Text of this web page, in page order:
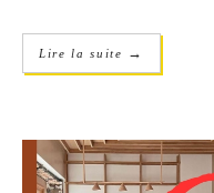
Lire la suite →